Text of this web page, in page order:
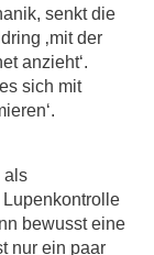
senkt die
‚mit der
anzieht‘.
sich mit
als
bewusst eine
nur ein paar